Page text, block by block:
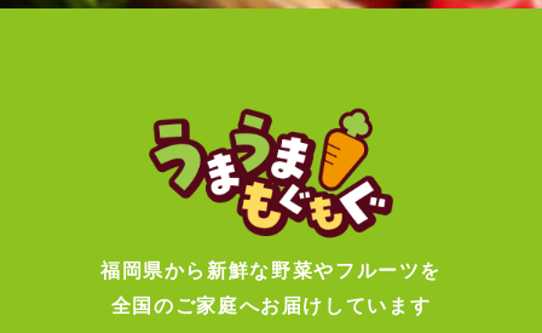
福岡県から新鮮な野菜やフルーツを
全国のご家庭へお届けしています